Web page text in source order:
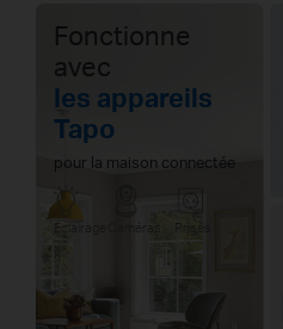
Fonctionne
avec
les appareils
Tapo
pour la maison connectée
Eclairage Caméras